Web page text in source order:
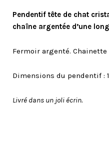
Pendentif tête de chat
chaîne argentée d’une
Fermoir argenté.
Dimensions du pendentif :
Livré dans un joli écrin.